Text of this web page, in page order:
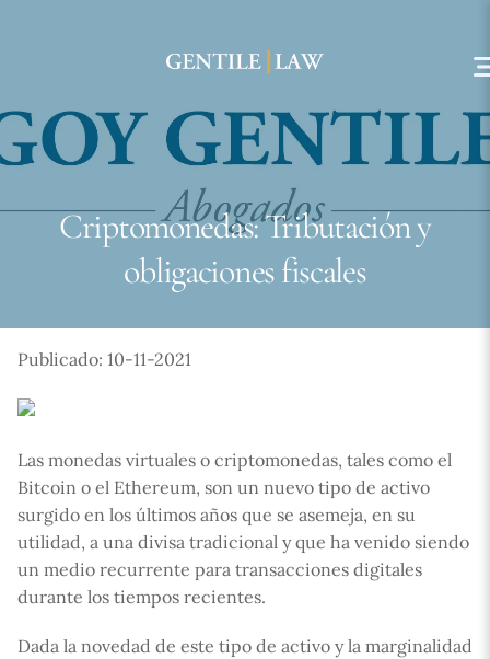
Criptomonedas: Tributación y
obligaciones fiscales
Publicado: 10-11-2021
Las monedas virtuales o criptomonedas, tales como el
Bitcoin o el Ethereum, son un nuevo tipo de activo
surgido en los últimos años que se asemeja, en su
utilidad, a una divisa tradicional y que ha venido siendo
un medio recurrente para transacciones digitales
durante los tiempos recientes.
Dada la novedad de este tipo de activo y la marginalidad